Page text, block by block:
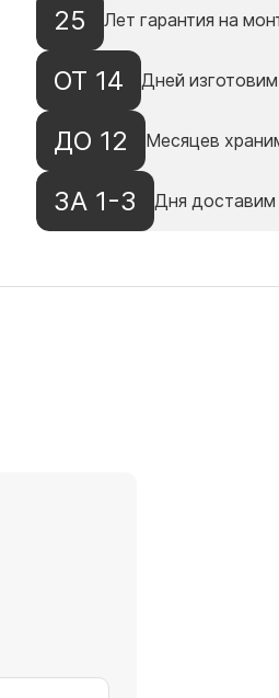
25 Лет гарантия на
ОТ 14 Дней
ДО 12 Месяцев
ЗА 1-3 Дня доставим